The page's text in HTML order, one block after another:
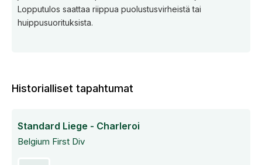
Lopputulos saattaa riippua puolustusvirheistä tai
huippusuorituksista.
Historialliset tapahtumat
Standard Liege - Charleroi
Belgium First Div